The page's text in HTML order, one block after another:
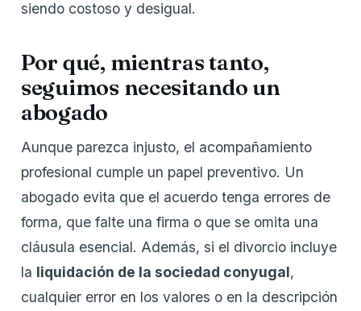
siendo costoso y desigual.
Por qué, mientras tanto,
seguimos necesitando un
abogado
Aunque parezca injusto, el acompañamiento
profesional cumple un papel preventivo. Un
abogado evita que el acuerdo tenga errores de
forma, que falte una firma o que se omita una
cláusula esencial. Además, si el divorcio incluye
la liquidación de la sociedad conyugal,
cualquier error en los valores o en la descripción